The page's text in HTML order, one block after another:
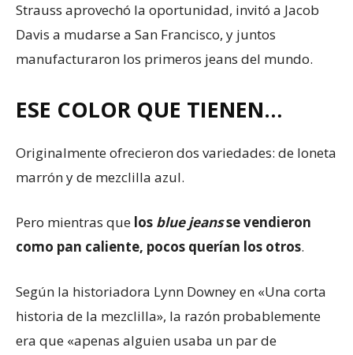
Strauss aprovechó la oportunidad, invitó a Jacob
Davis a mudarse a San Francisco, y juntos
manufacturaron los primeros jeans del mundo.
ESE COLOR QUE TIENEN…
Originalmente ofrecieron dos variedades: de loneta
marrón y de mezclilla azul.
Pero mientras que los blue jeansse vendieron
como pan caliente, pocos querían los otros.
Según la historiadora Lynn Downey en «Una corta
historia de la mezclilla», la razón probablemente
era que «apenas alguien usaba un par de